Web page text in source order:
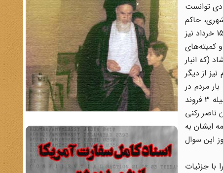
عزیز مرادی توانست
حاکم
شرع وقت دادگاه‌های انقلاب و ارتش بیشتر نیروهای کودتا از وفاداران به شاه و سلطنت بودند و در حادثه مدرسه فیضیه و کشتار 15 خرداد نیز
کمیته‌های
(که انبار
از دیگر
مردم در
صورت بمباران آن نواحی از این کار صرف نظر شد. اما مهم‌ترین هدف بمباران‌ها، بیت امام خمینی در جماران بود که باید به وسیله 3 فروند
ناصر رکنی
ایشان به
هنوز این سوال
با جزئیات